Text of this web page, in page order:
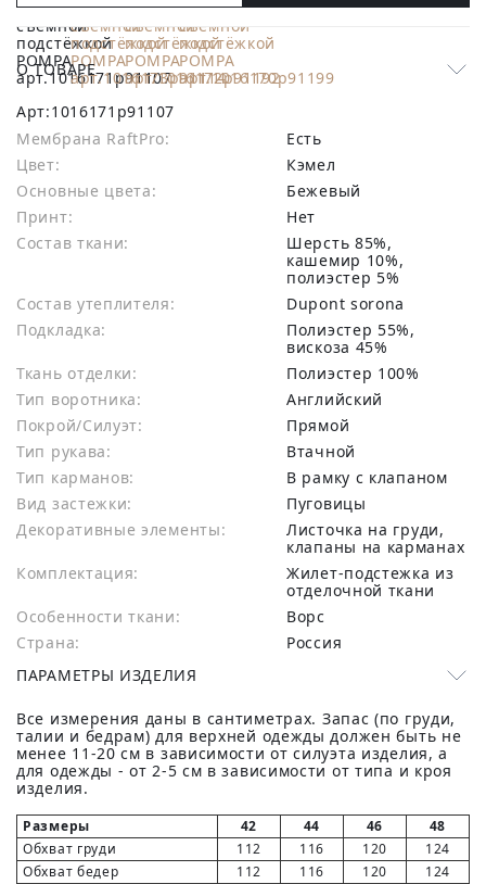
О ТОВАРЕ
Арт:1016171p91107
Мембрана RaftPro:
есть
Цвет:
Кэмел
Основные цвета:
бежевый
Принт:
Нет
Состав ткани:
шерсть 85%,
кашемир 10%,
полиэстер 5%
Состав утеплителя:
Dupont sorona
Подкладка:
Полиэстер 55%,
вискоза 45%
Ткань отделки:
Полиэстер 100%
Тип воротника:
Английский
Покрой/Силуэт:
Прямой
Тип рукава:
Втачной
Тип карманов:
В рамку с клапаном
Вид застежки:
Пуговицы
Декоративные элементы:
Листочка на груди,
клапаны на карманах
Комплектация:
Жилет-подстежка из
отделочной ткани
Особенности ткани:
Ворс
Страна:
Россия
ПАРАМЕТРЫ ИЗДЕЛИЯ
Все измерения даны в сантиметрах. Запас (по груди,
талии и бедрам) для верхней одежды должен быть не
менее 11-20 см в зависимости от силуэта изделия, а
для одежды - от 2-5 см в зависимости от типа и кроя
изделия.
Размеры 42 44 46
48
Обхват груди
112 116 120
124
Обхват бедер
112 116 120
124